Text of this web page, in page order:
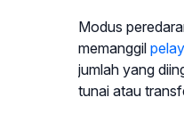
Modus
memanggil
jumlah yang
tunai atau